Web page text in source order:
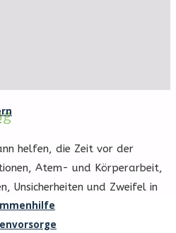
helfen, die Zeit vor der
Atem- und Körperarbeit,
Unsicherheiten und Zweifel in
zu gebären, mildern oder